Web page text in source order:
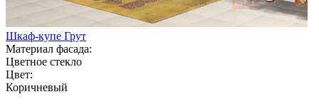
Шкаф-купе Грут
Материал фасада:
Цветное стекло
Цвет:
Коричневый